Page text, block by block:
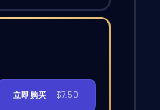
立即购买- $7.50